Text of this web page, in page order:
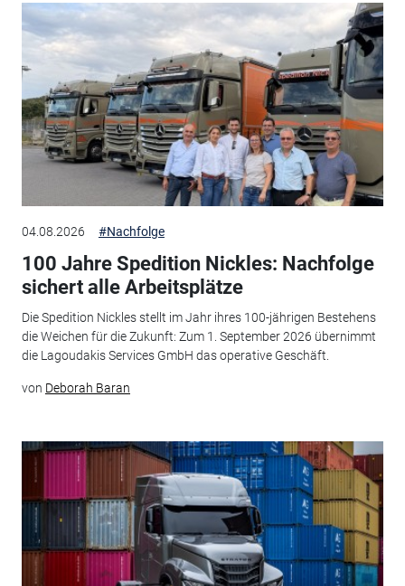
04.08.2026 #Nachfolge
100 Jahre Spedition Nickles: Nachfolge
sichert alle Arbeitsplätze
Die Spedition Nickles stellt im Jahr ihres 100-jährigen Bestehens
die Weichen für die Zukunft: Zum 1. September 2026 übernimmt
die Lagoudakis Services GmbH das operative Geschäft.
von Deborah Baran